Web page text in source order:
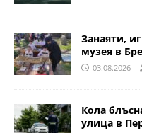
Занаяти,
музея в
03.08.2026
Кола
улица в